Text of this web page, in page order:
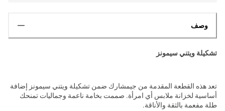
وصف
تشكيلة ويتني سيمونز
تعد هذه القطعة المقدمة من جيمشارك ضمن تشكيلة ويتني سيمونز إضافة
أساسية لخزانة ملابس أي امرأة. صممت بخامة ناعمة وجماليات تمنحك
طلة مفعمة بالثقة والأناقة.